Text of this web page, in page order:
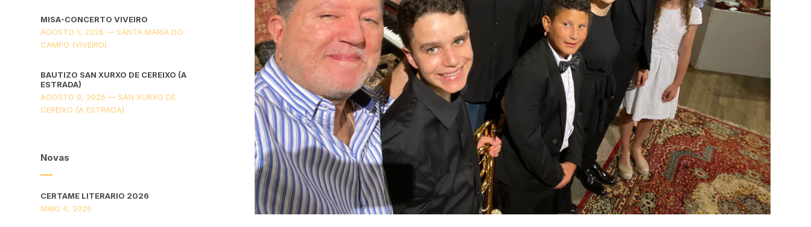
MISA-CONCERTO VIVEIRO
AGOSTO 1, 2026 — SANTA MARÍA DO
CAMPO (VIVEIRO)
BAUTIZO SAN XURXO DE CEREIXO (A
ESTRADA)
AGOSTO 9, 2026 — SAN XURXO DE
CEREIXO (A ESTRADA)
Novas
CERTAME LITERARIO 2026
MAIO 4, 2026